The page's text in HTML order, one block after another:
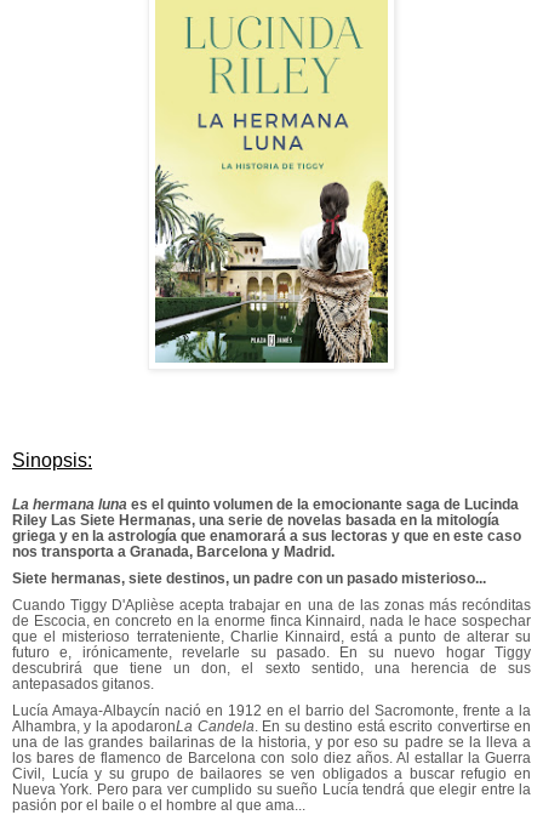
Sinopsis:
La hermana luna es el quinto volumen de la emocionante saga de Lucinda
Riley Las Siete Hermanas, una serie de novelas basada en la mitología
griega y en la astrología que enamorará a sus lectoras y que en este caso
nos transporta a Granada, Barcelona y Madrid.
Siete hermanas, siete destinos, un padre con un pasado misterioso...
Cuando Tiggy D'Aplièse acepta trabajar en una de las zonas más recónditas
de Escocia, en concreto en la enorme finca Kinnaird, nada le hace sospechar
que el misterioso terrateniente, Charlie Kinnaird, está a punto de alterar su
futuro e, irónicamente, revelarle su pasado. En su nuevo hogar Tiggy
descubrirá que tiene un don, el sexto sentido, una herencia de sus
antepasados gitanos.
Lucía Amaya-Albaycín nació en 1912 en el barrio del Sacromonte, frente a la
Alhambra, y la apodaronLa Candela . En su destino está escrito convertirse en
una de las grandes bailarinas de la historia, y por eso su padre se la lleva a
los bares de flamenco de Barcelona con solo diez años. Al estallar la Guerra
Civil, Lucía y su grupo de bailaores se ven obligados a buscar refugio en
Nueva York. Pero para ver cumplido su sueño Lucía tendrá que elegir entre la
pasión por el baile o el hombre al que ama...